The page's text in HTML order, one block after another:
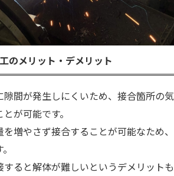
のメリット・デメリット
間が発生しにくいため、接合箇所の気
が可能です。
増やさず接合することが可能なため、
ると解体が難しいというデメリットも